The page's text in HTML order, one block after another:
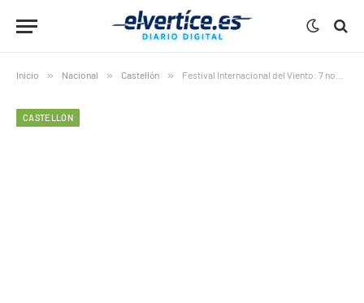
Inicio » Nacional » Castellón » Festival Internacional del Viento: 7 novedades espectaculares que convertirán Castellón en la capital del cielo
CASTELLÓN